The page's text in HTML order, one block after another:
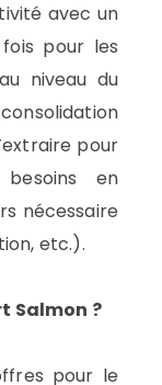
avec un
pour les
niveau du
pour
en
nécessaire
etc.).
Salmon ?
pour le